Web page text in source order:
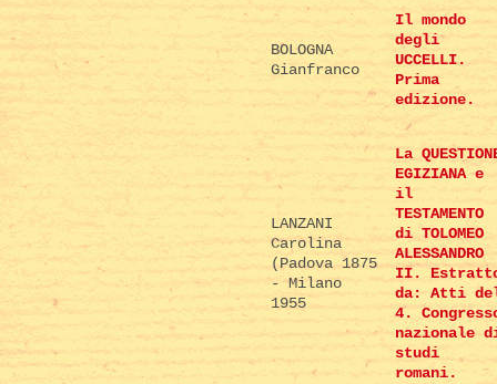
BOLOGNA
Gianfranco
Il mondo
degli
UCCELLI.
Prima
edizione.
LANZANI
Carolina
(Padova 1875
- Milano
1955
La
EGIZIANA e
il
TESTAMENTO
di TOLOMEO
ALESSANDRO
II.
da: Atti
4.
nazionale
studi
romani.